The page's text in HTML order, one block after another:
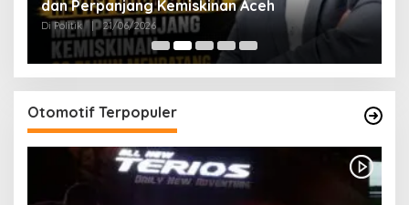
dan Perpanjang Kemiskinan Aceh
Di Politik | 21/06/2026
Otomotif Terpopuler